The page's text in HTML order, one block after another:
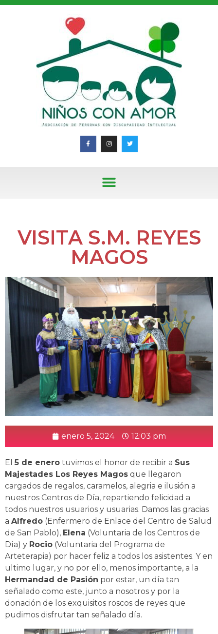
VISITA S.M. REYES
MAGOS
enero 5, 2024 12:03 pm
El 5 de enero tuvimos el honor de recibir a Sus
Majestades Los Reyes Magos que llegaron
cargados de regalos, caramelos, alegria e ilusión a
nuestros Centros de Día, repartiendo felicidad a
todos nuestros usuarios y usuarias. Damos las gracias
a Alfredo (Enfermero de Enlace del Centro de Salud
de San Pablo), Elena (Voluntaria de los Centros de
Día) y Rocio (Voluntaria del Programa de
Arteterapia) por hacer feliz a todos los asistentes. Y en
ultimo lugar, y no por ello, menos importante, a la
Hermandad de Pasión por estar, un día tan
señalado como este, junto a nosotros y por la
donación de los exquisitos roscos de reyes que
pudimos disfrutar tan señalado día.